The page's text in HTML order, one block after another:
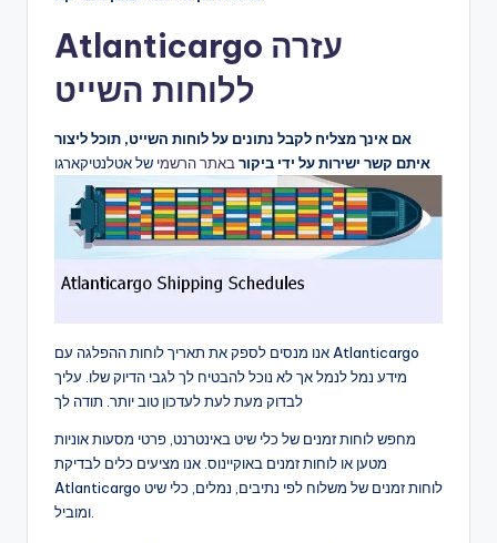
Atlanticargo עזרה
ללוחות השייט
אם אינך מצליח לקבל נתונים על לוחות השייט, תוכל ליצור
איתם קשר ישירות על ידי ביקורבאתר הרשמי של אטלנטיקארגו
אנו מנסים לספק את תאריך לוחות ההפלגה עם Atlanticargo
מידע נמל לנמל אך לא נוכל להבטיח לך לגבי הדיוק שלו. עליך
לבדוק מעת לעת לעדכון טוב יותר. תודה לך
מחפש לוחות זמנים של כלי שיט באינטרנט, פרטי מסעות אוניות
מטען או לוחות זמנים באוקיינוס. אנו מציעים כלים לבדיקת
Atlanticargo לוחות זמנים של משלוח לפי נתיבים, נמלים, כלי שיט
ומוביל.